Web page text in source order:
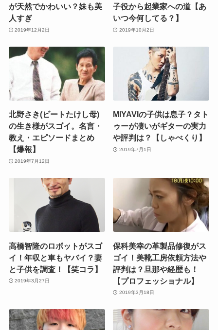
が天然でかわいい？妹も美
人すぎ
2019年12月2日
子役から起業家への道【あ
いつ今何してる？】
2019年10月2日
北野さき(ビートたけし母)
の生き様がスゴイ。名言・
教え・エピソードまとめ
【爆報】
2019年7月12日
MIYAVIの子供は息子？タト
ゥーが凄いがギターの実力
や評判は？【しゃべくり】
2019年7月1日
高橋智隆のロボットがスゴ
イ！年収と車もヤバイ？妻
と子供を調査！【笑コラ】
2019年3月27日
保科美幸の革製品修復がス
ゴイ！美靴工房依頼方法や
評判は？旦那や経歴も！
【プロフェッショナル】
2019年3月18日